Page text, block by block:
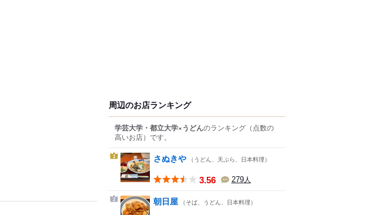
周辺のお店ランキング
学芸大学・都立大学×うどんのランキング （点数の
高いお店） です。
1 さぬきや （うどん、天ぷら、日本料理）
3.56 279人
2 朝日屋 （そば、うどん、日本料理）